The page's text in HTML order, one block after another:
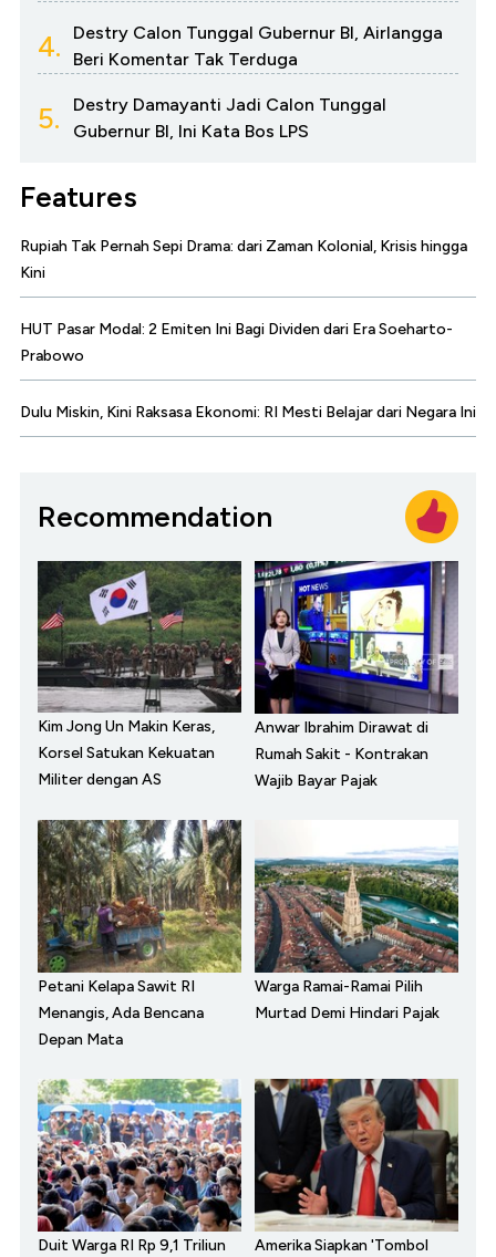
4.
Destry Calon Tunggal Gubernur BI, Airlangga
Beri Komentar Tak Terduga
5.
Destry Damayanti Jadi Calon Tunggal
Gubernur BI, Ini Kata Bos LPS
Features
Rupiah Tak Pernah Sepi Drama: dari Zaman Kolonial, Krisis hingga
Kini
HUT Pasar Modal: 2 Emiten Ini Bagi Dividen dari Era Soeharto-
Prabowo
Dulu Miskin, Kini Raksasa Ekonomi: RI Mesti Belajar dari Negara Ini
Recommendation
Kim Jong Un Makin Keras,
Korsel Satukan Kekuatan
Militer dengan AS
Anwar Ibrahim Dirawat di
Rumah Sakit - Kontrakan
Wajib Bayar Pajak
Petani Kelapa Sawit RI
Menangis, Ada Bencana
Depan Mata
Warga Ramai-Ramai Pilih
Murtad Demi Hindari Pajak
Duit Warga RI Rp 9,1 Triliun
Amerika Siapkan 'Tombol